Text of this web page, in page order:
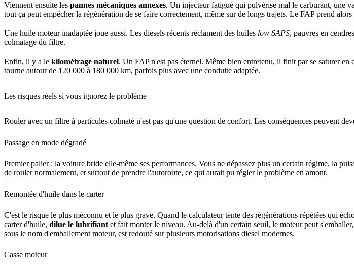
Viennent ensuite les pannes mécaniques annexes. Un injecteur fatigué qui pulvérise mal le carburant, une
tout ça peut empêcher la régénération de se faire correctement, même sur de longs trajets. Le FAP prend
Une huile moteur inadaptée joue aussi. Les diesels récents réclament des huiles low SAPS, pauvres en
colmatage du filtre.
Enfin, il y a le kilométrage naturel. Un FAP n'est pas éternel. Même bien entretenu, il finit par se saturer
tourne autour de 120 000 à 180 000 km, parfois plus avec une conduite adaptée.
Les risques réels si vous ignorez le problème
Rouler avec un filtre à particules colmaté n'est pas qu'une question de confort. Les conséquences peuvent
Passage en mode dégradé
Premier palier : la voiture bride elle-même ses performances. Vous ne dépassez plus un certain régime, la
de rouler normalement, et surtout de prendre l'autoroute, ce qui aurait pu régler le problème en amont.
Remontée d'huile dans le carter
C'est le risque le plus méconnu et le plus grave. Quand le calculateur tente des régénérations répétées qui
carter d'huile, dilue le lubrifiant et fait monter le niveau. Au-delà d'un certain seuil, le moteur peut
sous le nom d'emballement moteur, est redouté sur plusieurs motorisations diesel modernes.
Casse moteur